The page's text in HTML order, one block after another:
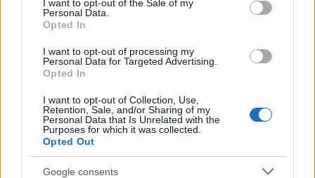
I want to opt-out of the Sale of my
Personal Data.
Opted In
I want to opt-out of processing my
Personal Data for Targeted Advertising.
Opted In
I want to opt-out of Collection, Use,
Retention, Sale, and/or Sharing of my
Personal Data that Is Unrelated with the
Purposes for which it was collected.
Opted Out
Google consents